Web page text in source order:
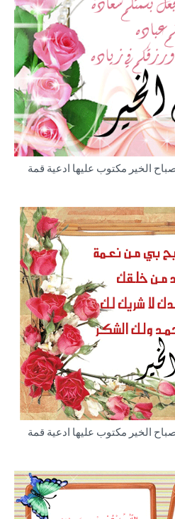
اجمل صور صباح الخير مكتوب عليها ادعية قمة
اجمل صور صباح الخير مكتوب عليها ادعية قمة